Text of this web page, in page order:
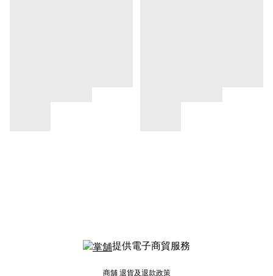
提供電子商貿服務
商舖 退貨及退款政策